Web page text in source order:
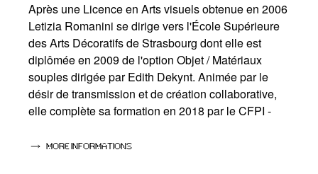
Après une Licence en Arts visuels obtenue en 2006
Letizia Romanini se dirige vers l'École Supérieure
des Arts Décoratifs de Strasbourg dont elle est
diplômée en 2009 de l'option Objet / Matériaux
souples dirigée par Edith Dekynt. Animée par le
désir de transmission et de création collaborative,
elle complète sa formation en 2018 par le CFPI -
la HEAR (Haute école des arts du Rhin,
MORE INFORMATIONS